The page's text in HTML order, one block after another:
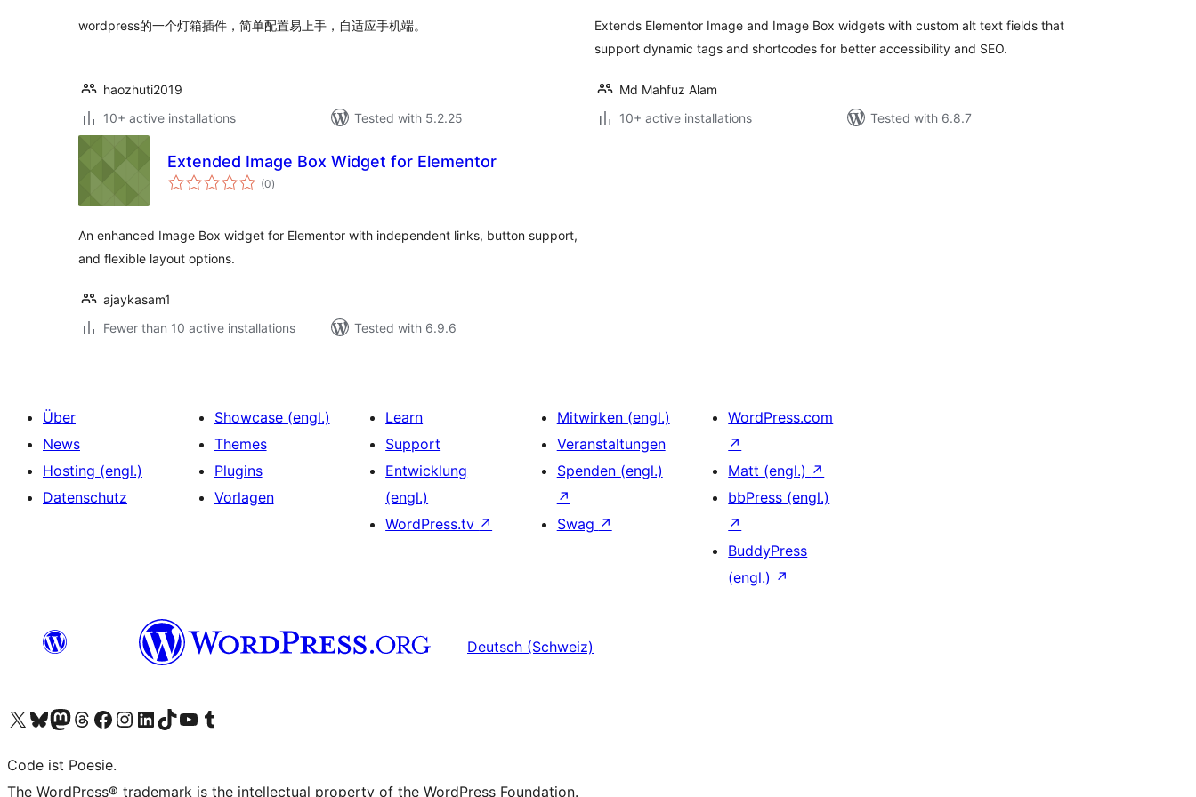
wordpress的一个灯箱插件，简单配置易上手，自适应手机端。
haozhuti2019
10+ active installations
Tested with 5.2.25
Extends Elementor Image and Image Box widgets with custom alt text fields that
support dynamic tags and shortcodes for better accessibility and SEO.
Md Mahfuz Alam
10+ active installations
Tested with 6.8.7
Extended Image Box Widget for Elementor
(0total
ratings
)
An enhanced Image Box widget for Elementor with independent links, button support,
and flexible layout options.
ajaykasam1
Fewer than 10 active installations
Tested with 6.9.6
Über
News
Hosting (engl.)
Datenschutz
Showcase (engl.)
Themes
Plugins
Vorlagen
Learn
Support
Entwicklung
(engl.)
WordPress.tv ↗
Mitwirken (engl.)
Veranstaltungen
Spenden (engl.)
↗
Swag ↗
WordPress.com
↗
Matt (engl.) ↗
bbPress (engl.)
↗
BuddyPress
(engl.) ↗
Deutsch (Schweiz)
Das X-Konto (früher Twitter) von WordPress.org besuchen
Das Bluesky-Konto von WordPress.org besuchen
Das Mastodon-Konto von WordPress.org besuchen
Das Threads-Konto von WordPress.org besuchen
Die Facebook-Seite von WordPress.org besuchen
Das Instagram-Konto von WordPress.org besuchen
Das LinkedIn-Konto von WordPress.org besuchen
Das TikTok-Konto von WordPress.org besuchen
Den YouTube-Kanal von WordPress.org besuchen
Das Tumblr-Konto von WordPress.org besuchen
Code ist Poesie.
The WordPress® trademark is the intellectual property of the WordPress Foundation.